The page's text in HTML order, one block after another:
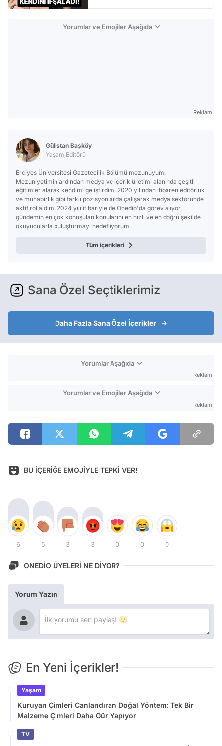
Yorumlar ve Emojiler Aşağıda
Reklam
Gülistan Başköy
Yaşam Editörü
Erciyes Üniversitesi Gazetecilik Bölümü mezunuyum.
Mezuniyetimin ardından medya ve içerik üretimi alanında çeşitli
eğitimler alarak kendimi geliştirdim. 2020 yılından itibaren editörlük
ve muhabirlik gibi farklı pozisyonlarda çalışarak medya sektöründe
aktif rol aldım. 2024 yılı itibariyle de Onedio'da görev alıyor,
gündemin en çok konuşulan konularını en hızlı ve en doğru şekilde
okuyucularla buluşturmayı hedefliyorum.
Tüm içerikleri
Sana Özel Seçtiklerimiz
Daha Fazla Sana Özel İçerikler
Yorumlar Aşağıda
Reklam
Yorumlar ve Emojiler Aşağıda
Reklam
BU İÇERİĞE EMOJİYLE TEPKİ VER!
6 5 3 3 0 0 0
ONEDİO ÜYELERİ NE DİYOR?
Yorum Yazın
En Yeni İçerikler!
Yaşam
Kuruyan Çimleri Canlandıran Doğal Yöntem: Tek Bir
Malzeme Çimleri Daha Gür Yapıyor
TV